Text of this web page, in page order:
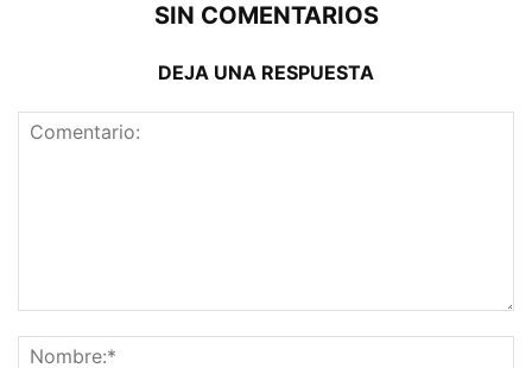
SIN COMENTARIOS
DEJA UNA RESPUESTA